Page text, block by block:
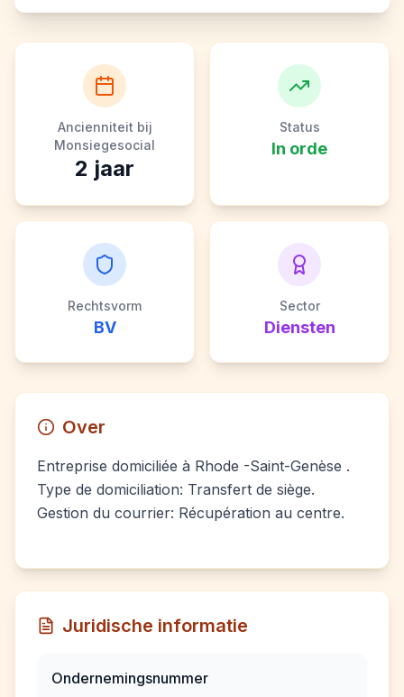
Ancienniteit bij
Monsiegesocial
2 jaar
Status
In orde
Rechtsvorm
BV
Sector
Diensten
Over
Entreprise domiciliée à Rhode -Saint-Genèse .
Type de domiciliation: Transfert de siège.
Gestion du courrier: Récupération au centre.
Juridische informatie
Ondernemingsnummer